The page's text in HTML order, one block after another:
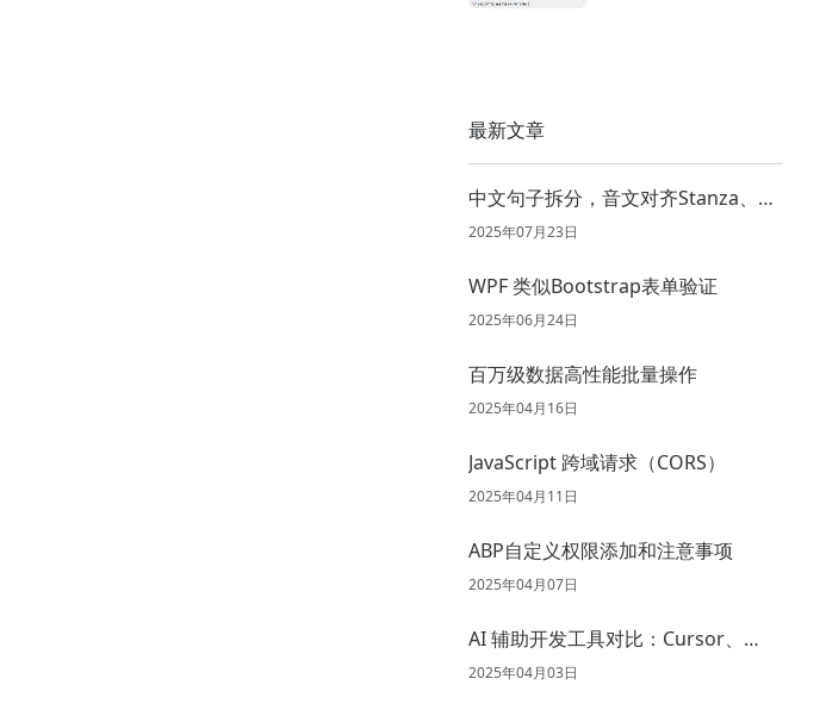
最新文章
中文句子拆分，音文对齐Stanza、
Spacy、Jieba 、Aeneas 试用
2025年07月23日
WPF 类似Bootstrap表单验证
2025年06月24日
百万级数据高性能批量操作
2025年04月16日
JavaScript 跨域请求（CORS）
2025年04月11日
ABP自定义权限添加和注意事项
2025年04月07日
AI 辅助开发工具对比：Cursor、
GitHub Copilot、通义灵码、Trae
2025年04月03日